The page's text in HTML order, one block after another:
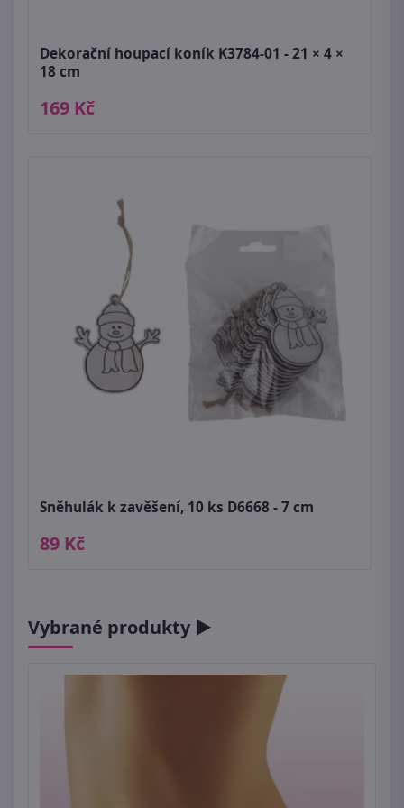
Dekorační houpací koník K3784-01 - 21 × 4 ×
18 cm
169 Kč
Sněhulák k zavěšení, 10 ks D6668 - 7 cm
89 Kč
Vybrané produkty ►